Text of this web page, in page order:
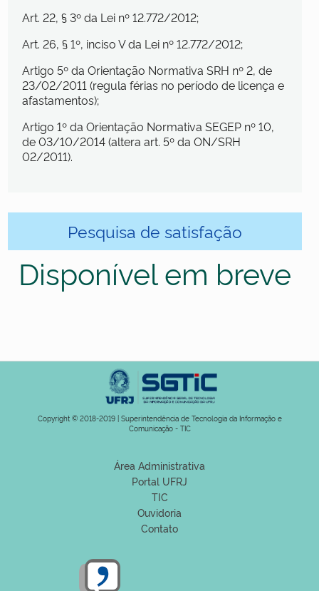
Art. 22, § 3º da Lei nº 12.772/2012;
Art. 26, § 1º, inciso V da Lei nº 12.772/2012;
Artigo 5º da Orientação Normativa SRH nº 2, de
23/02/2011 (regula férias no período de licença e
afastamentos);
Artigo 1º da Orientação Normativa SEGEP nº 10,
de 03/10/2014 (altera art. 5º da ON/SRH
02/2011).
Pesquisa de satisfação
Disponível em breve
Copyright © 2018-2019 | Superintendência de Tecnologia da Informação e
Comunicação - TIC
Área Administrativa
Portal UFRJ
TIC
Ouvidoria
Contato